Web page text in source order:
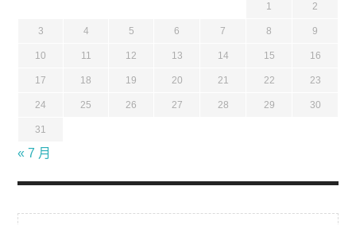
1 2
3 4 5 6 7 8 9
10 11 12 13 14 15 16
17 18 19 20 21 22 23
24 25 26 27 28 29 30
31
« 7 月